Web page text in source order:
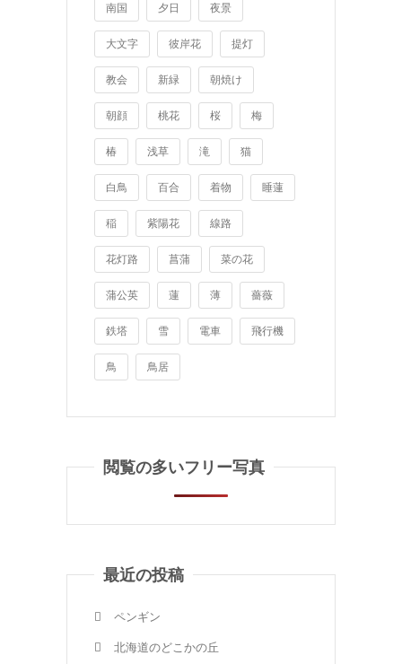
南国 夕日 夜景
大文字 彼岸花 提灯
教会 新緑 朝焼け
朝顔 桃花 桜 梅
椿 浅草 滝 猫
白鳥 百合 着物 睡蓮
稲 紫陽花 線路
花灯路 菖蒲 菜の花
蒲公英 蓮 薄 薔薇
鉄塔 雪 電車 飛行機
鳥 鳥居
閲覧の多いフリー写真
最近の投稿
ペンギン
北海道のどこかの丘